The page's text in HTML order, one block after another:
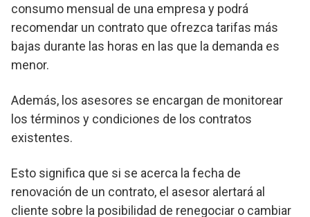
consumo mensual de una empresa y podrá
recomendar un contrato que ofrezca tarifas más
bajas durante las horas en las que la demanda es
menor.
Además, los asesores se encargan de monitorear
los términos y condiciones de los contratos
existentes.
Esto significa que si se acerca la fecha de
renovación de un contrato, el asesor alertará al
cliente sobre la posibilidad de renegociar o cambiar